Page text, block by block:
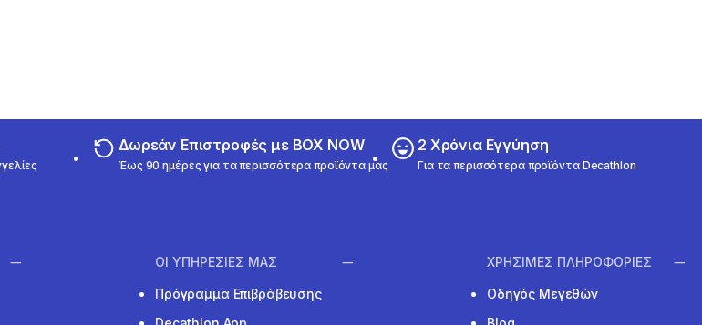
Δωρεάν Επιστροφές με BOX NOW
Έως 90 ημέρες για τα περισσότερα προϊόντα μας
2 Χρόνια Εγγύηση
Για τα περισσότερα προϊόντα Decathlon
ΟΙ ΥΠΗΡΕΣΙΕΣ ΜΑΣ
Πρόγραμμα Επιβράβευσης
ΧΡΗΣΙΜΕΣ ΠΛΗΡΟΦΟΡΙΕΣ
Οδηγός Μεγεθών